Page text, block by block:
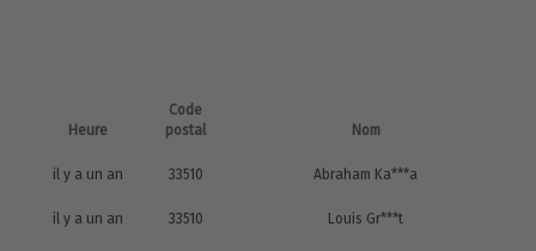
Heure
Code
postal
Nom
il y a un an 33510 Abraham Ka***a
il y a un an 33510 Louis Gr***t